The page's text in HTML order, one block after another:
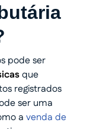
pode ser
que
registrados
ser uma
a venda de